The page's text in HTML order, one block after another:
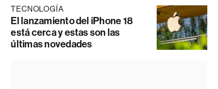
TECNOLOGÍA
El lanzamiento del iPhone 18
está cerca y estas son las
últimas novedades